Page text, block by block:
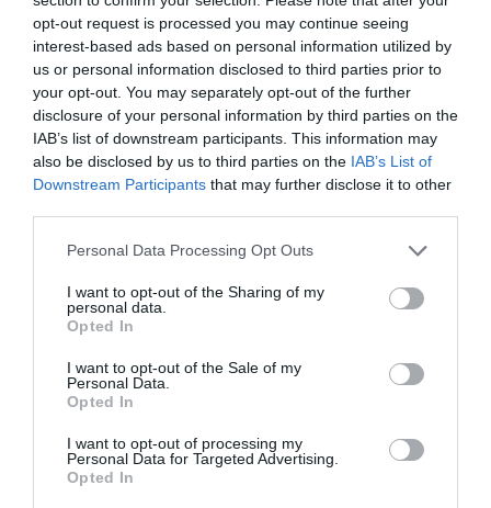
opt-out request is processed you may continue seeing
interest-based ads based on personal information utilized by
us or personal information disclosed to third parties prior to
your opt-out. You may separately opt-out of the further
disclosure of your personal information by third parties on the
IAB’s list of downstream participants. This information may
also be disclosed by us to third parties on the IAB’s List of
Downstream Participants that may further disclose it to other
Please note that this website/app uses one or more Google
not limited to your visit or usage behaviour. You may click to
grant or deny consent to Google and its third-party tags to
use your data for below specified purposes in below Google
consent section.
Personal Data Processing Opt Outs
I want to opt-out of the Sharing of my
personal data.
Opted In
I want to opt-out of the Sale of my
Personal Data.
Opted In
I want to opt-out of processing my
Personal Data for Targeted Advertising.
Opted In
egyáltalán nem vár el sokat lánya jövendőbelijétől.
„Egy fiút nem arról ítélek meg, milyen a családja, honnan
jön, milyen tanuló. Legyen terve, célja és tartása, lássam
benne a férfit. Ha ezek megvannak, tudom tisztelni.
Nemcsak az udvarlóktól, de a saját fiaimtól is ezt várom
el. Ha ezek megvannak, akkor már benne van, hogy
milyen lesz. Ez pedig nagyon fontos egy apa
szempontjából. A gyermekének a jövőjét senki sem
akarja lúzer pályára állítani, senki se szeretné, hogy a
gyermekének rossz legyen. Egy rossz ember mellett
senki sem akarja” – mondta a Sláger Reggel
műsorvezetőinek, Pordán Petrának és Viktorin
Tamásnak Schobert Norbert.
Forrás: Blikk.hu
Megosztás: Facebook